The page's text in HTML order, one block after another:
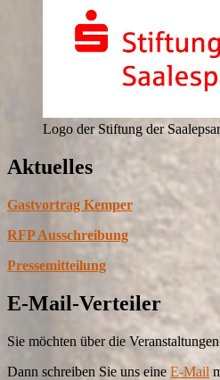
Logo der Stiftung der
Aktuelles
Gastvortrag Kemper
RFP Ausschreibung
Pressemitteilung
E-Mail-Verteiler
Sie möchten über die
Dann schreiben Sie uns eine E-Mail